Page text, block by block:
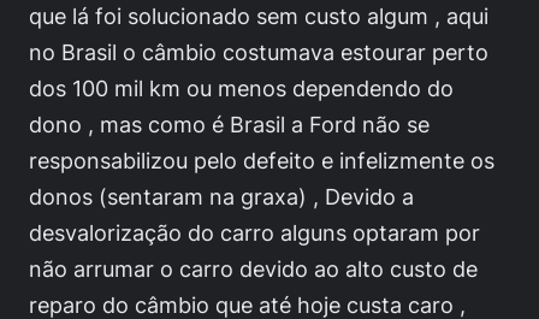
que lá foi solucionado sem custo algum , aqui
no Brasil o câmbio costumava estourar perto
dos 100 mil km ou menos dependendo do
dono , mas como é Brasil a Ford não se
responsabilizou pelo defeito e infelizmente os
donos (sentaram na graxa) , Devido a
desvalorização do carro alguns optaram por
não arrumar o carro devido ao alto custo de
reparo do câmbio que até hoje custa caro ,